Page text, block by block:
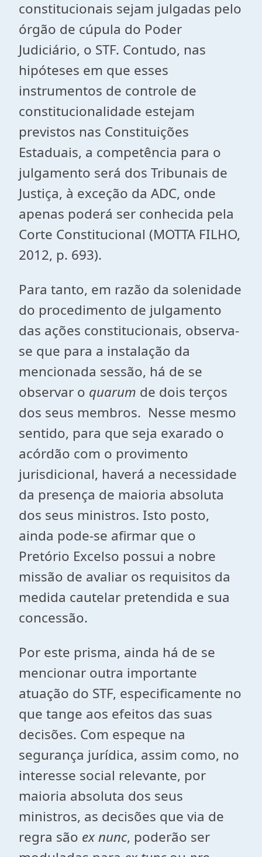
constitucionais sejam julgadas pelo
órgão de cúpula do Poder
Judiciário, o STF. Contudo, nas
hipóteses em que esses
instrumentos de controle de
constitucionalidade estejam
previstos nas Constituições
Estaduais, a competência para o
julgamento será dos Tribunais de
Justiça, à exceção da ADC, onde
apenas poderá ser conhecida pela
Corte Constitucional (MOTTA FILHO,
2012, p. 693).
Para tanto, em razão da solenidade
do procedimento de julgamento
das ações constitucionais, observa-
se que para a instalação da
mencionada sessão, há de se
observar o quarum de dois terços
dos seus membros. Nesse mesmo
sentido, para que seja exarado o
acórdão com o provimento
jurisdicional, haverá a necessidade
da presença de maioria absoluta
dos seus ministros. Isto posto,
ainda pode-se afirmar que o
Pretório Excelso possui a nobre
missão de avaliar os requisitos da
medida cautelar pretendida e sua
concessão.
Por este prisma, ainda há de se
mencionar outra importante
atuação do STF, especificamente no
que tange aos efeitos das suas
decisões. Com espeque na
segurança jurídica, assim como, no
interesse social relevante, por
maioria absoluta dos seus
ministros, as decisões que via de
regra são ex nunc, poderão ser